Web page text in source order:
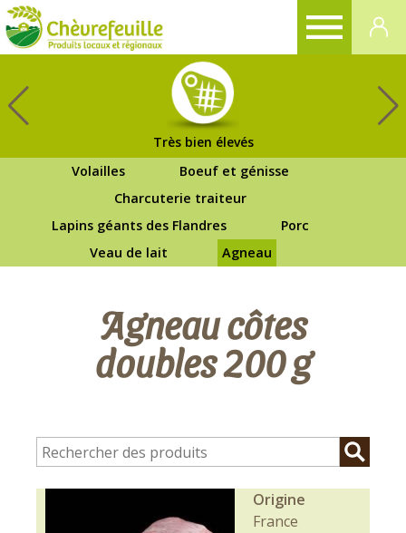
Très bien élevés
Volailles
Boeuf et génisse
Charcuterie traiteur
Lapins géants des Flandres
Porc
Veau de lait
Agneau
Agneau côtes
doubles 200 g
Origine
France